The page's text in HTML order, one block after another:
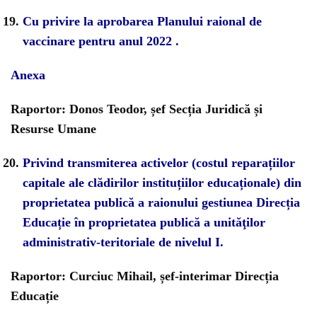
Cu privire la aprobarea Planului raional de
vaccinare pentru anul 2022 .
Anexa
Raportor: Donos Teodor, șef Secția Juridică și
Resurse Umane
Privind transmiterea activelor (costul reparațiilor
capitale ale clădirilor instituțiilor educaționale) din
proprietatea publică a raionului gestiunea Direcția
Educație în proprietatea publică a unităţilor
administrativ-teritoriale de nivelul I.
Raportor: Curciuc Mihail, șef-interimar Direcția
Educație